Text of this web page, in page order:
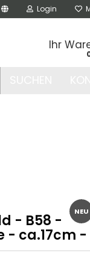
Login
Ihr
NEU
- B58 -
- ca.17cm